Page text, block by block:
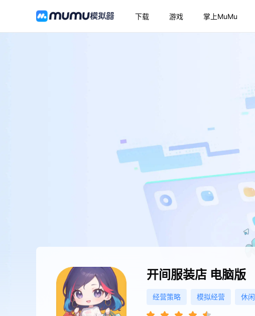
下载 游戏 掌上MuMu
开间服装店 电脑版
经营策略 模拟经营 休闲